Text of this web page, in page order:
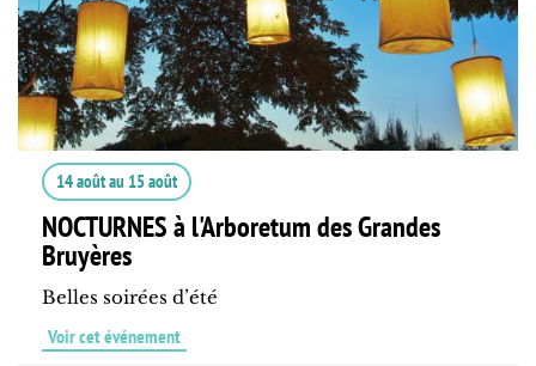
14 aoûtau 15 août
NOCTURNES à l'Arboretum des Grandes
Bruyères
Belles soirées d’été
Voir cet événement